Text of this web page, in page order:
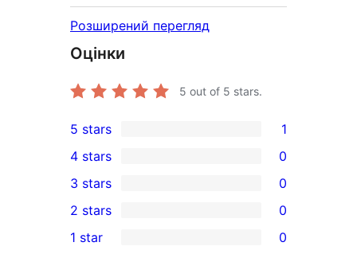
Розширений перегляд
Оцінки
5 out of 5 stars.
1
5-
star
review
5 stars 1
4-
star
reviews
4 stars 0
0
3-
star
3 stars 0
2-
2 stars 0
1 star 0